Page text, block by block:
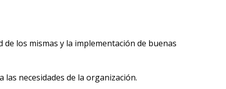
los mismas y la implementación de buenas
necesidades de la organización.